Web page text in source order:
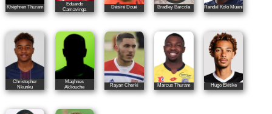
Khéphren Thuram
Eduardo
Camavinga
Désiré Doué Bradley Barcola Randal Kolo Muani
Christopher
Nkunku
Maghnes
Akliouche
Rayan Cherki Marcus Thuram Hugo Ekitike